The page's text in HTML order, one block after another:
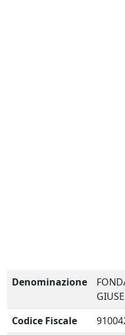
Denominazione
Codice Fiscale